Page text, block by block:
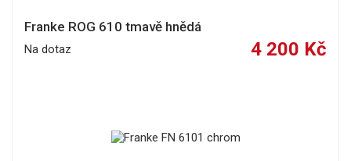
Franke ROG 610 tmavě hnědá
Na dotaz 4 200 Kč